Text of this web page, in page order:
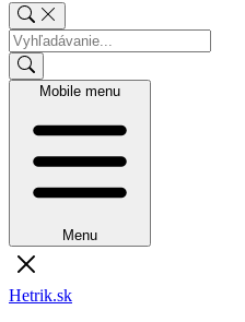
Mobile menu
Menu
Hetrik.sk